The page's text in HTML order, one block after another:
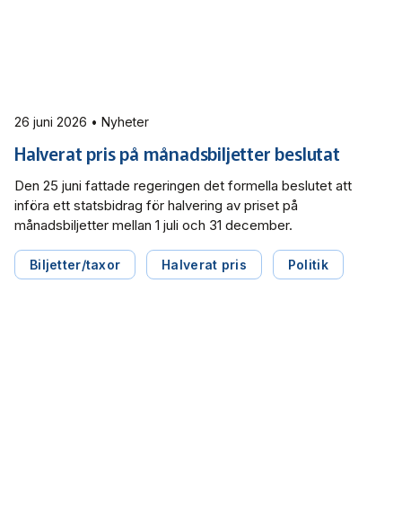
26 juni 2026 • Nyheter
Halverat pris på månadsbiljetter beslutat
Den 25 juni fattade regeringen det formella beslutet att
införa ett statsbidrag för halvering av priset på
månadsbiljetter mellan 1 juli och 31 december.
Biljetter/taxor Halverat pris Politik